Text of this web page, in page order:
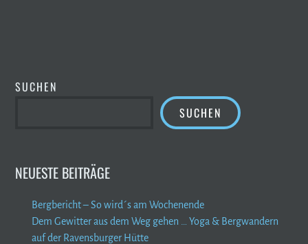
SUCHEN
SUCHEN
NEUESTE BEITRÄGE
Bergbericht – So wird´s am Wochenende
Dem Gewitter aus dem Weg gehen … Yoga & Bergwandern
auf der Ravensburger Hütte